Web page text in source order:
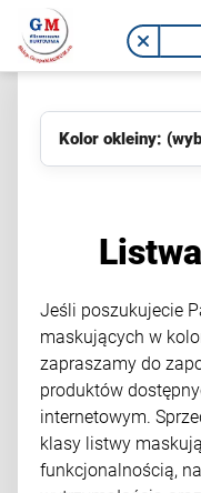
Kolor okleiny:
Jeśli poszukujecie
maskujących w
zapraszamy do
produktów
internetowym.
klasy listwy
funkcjonalnością,